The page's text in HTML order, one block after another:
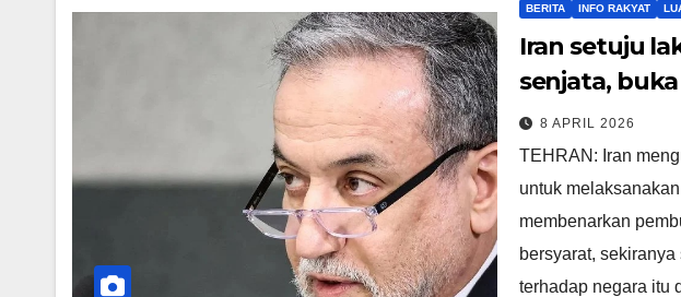
BERITA INFO RAKYAT
Iran setuju
senjata,
serangan
8 APRIL 2026
TEHRAN: Iran
untuk
membenarkan
bersyarat,
terhadap negara itu